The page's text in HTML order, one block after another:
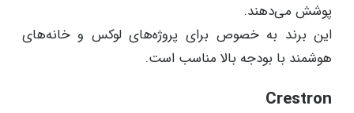
پوشش می‌دهند.
این برند به خصوص برای پروژه‌های لوکس و خانه‌های
هوشمند با بودجه بالا مناسب است.
Crestron